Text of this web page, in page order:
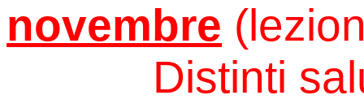
novembre
Distinti